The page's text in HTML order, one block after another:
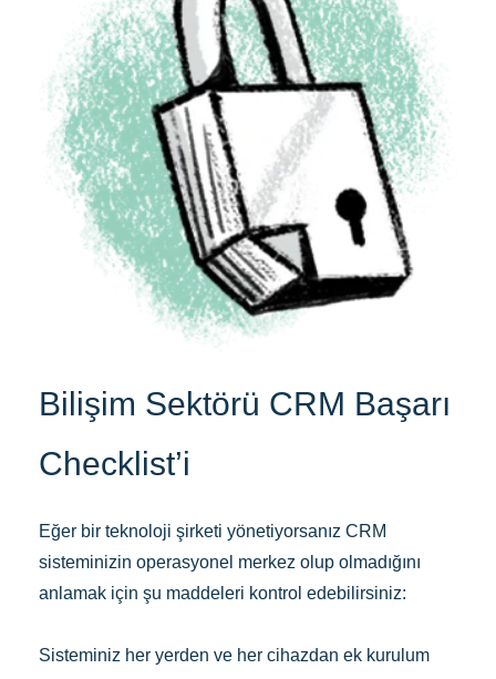
Bilişim Sektörü CRM Başarı
Checklist’i
Eğer bir teknoloji şirketi yönetiyorsanız CRM
sisteminizin operasyonel merkez olup olmadığını
anlamak için şu maddeleri kontrol edebilirsiniz:
Sisteminiz her yerden ve her cihazdan ek kurulum